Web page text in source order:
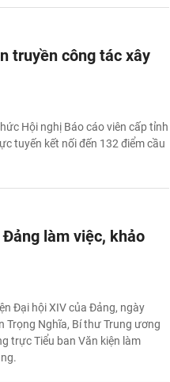
truyền công tác xây
Hội nghị Báo cáo viên cấp tỉnh
tuyến kết nối đến 132 điểm cầu
làm việc, khảo
Đại hội XIV của Đảng, ngày
Trọng Nghĩa, Bí thư Trung ương
trực Tiểu ban Văn kiện làm